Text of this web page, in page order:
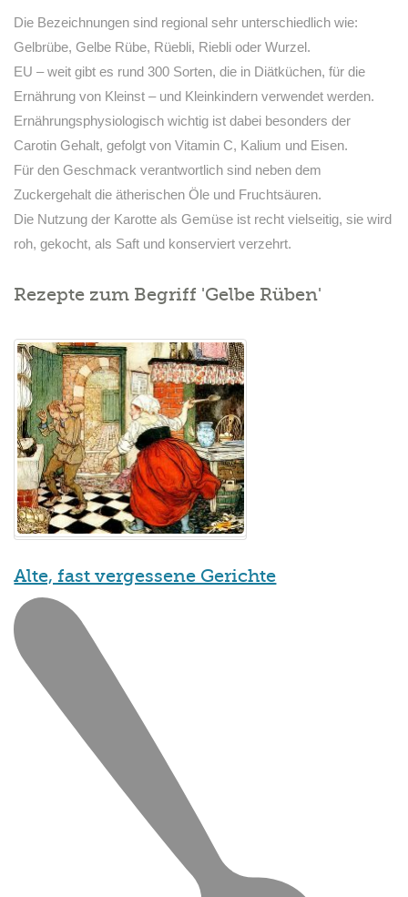
Die Bezeichnungen sind regional sehr unterschiedlich wie:
Gelbrübe, Gelbe Rübe, Rüebli, Riebli oder Wurzel.
EU – weit gibt es rund 300 Sorten, die in Diätküchen, für die
Ernährung von Kleinst – und Kleinkindern verwendet werden.
Ernährungsphysiologisch wichtig ist dabei besonders der
Carotin Gehalt, gefolgt von Vitamin C, Kalium und Eisen.
Für den Geschmack verantwortlich sind neben dem
Zuckergehalt die ätherischen Öle und Fruchtsäuren.
Die Nutzung der Karotte als Gemüse ist recht vielseitig, sie wird
roh, gekocht, als Saft und konserviert verzehrt.
Rezepte zum Begriff 'Gelbe Rüben'
Alte, fast vergessene Gerichte